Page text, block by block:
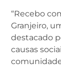
“Recebo
Granjeiro,
destacado
causas